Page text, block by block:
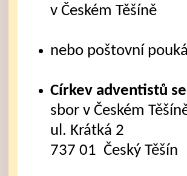
v Českém Těšíně
nebo poštovní
Církev adventistů
sbor v Českém
ul. Krátká 2
737 01 Český Těšín